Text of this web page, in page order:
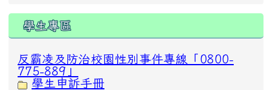
學生專區
反霸凌及防治校園性別事件專線「0800-
775-889」
學生申訴手冊